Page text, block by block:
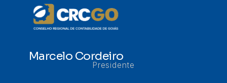
Marcelo Cordeiro
Presidente